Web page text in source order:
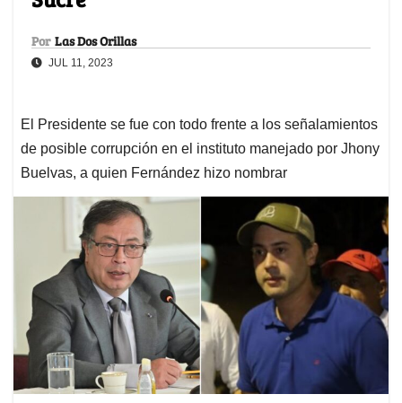
Por Las Dos Orillas
JUL 11, 2023
El Presidente se fue con todo frente a los señalamientos
de posible corrupción en el instituto manejado por Jhony
Buelvas, a quien Fernández hizo nombrar